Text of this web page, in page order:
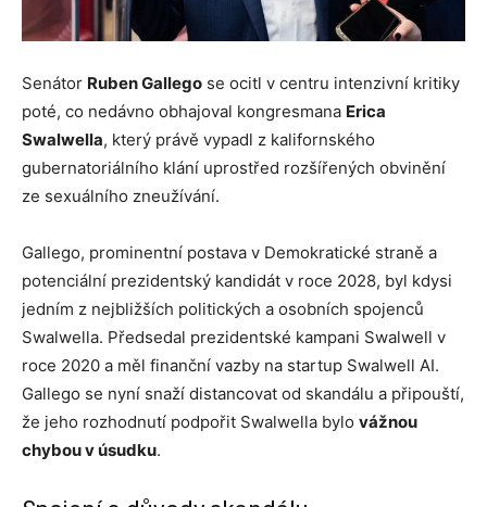
Senátor Ruben Gallego se ocitl v centru intenzivní kritiky
poté, co nedávno obhajoval kongresmana Erica
Swalwella, který právě vypadl z kalifornského
gubernatoriálního klání uprostřed rozšířených obvinění
ze sexuálního zneužívání.
Gallego, prominentní postava v Demokratické straně a
potenciální prezidentský kandidát v roce 2028, byl kdysi
jedním z nejbližších politických a osobních spojenců
Swalwella. Předsedal prezidentské kampani Swalwell v
roce 2020 a měl finanční vazby na startup Swalwell AI.
Gallego se nyní snaží distancovat od skandálu a připouští,
že jeho rozhodnutí podpořit Swalwella bylo vážnou
chybou v úsudku.